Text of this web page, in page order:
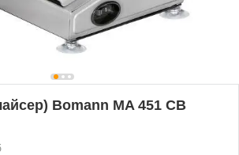
Bomann MA 451 СВ